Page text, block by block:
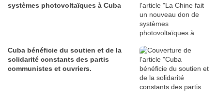
systèmes photovoltaïques à Cuba
Cuba bénéficie du soutien et de la
solidarité constants des partis
communistes et ouvriers.